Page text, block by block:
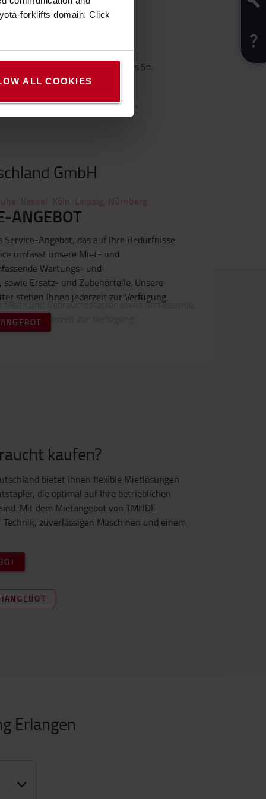
forklifts domain. Click
ALL COOKIES
Uhr, Fr: 8.00 bis 15.00 Uhr, Sa bis So:
GmbH
ANGEBOT
Angebot, das auf Ihre Bedürfnisse
umfasst unsere Miet- und
Wartungs- und
Ersatz- und Zubehörteile. Unsere
stehen Ihnen jederzeit zur Verfügung.
kaufen?
bietet Ihnen flexible Mietlösungen
die optimal auf Ihre betrieblichen
Mit dem Mietangebot von TMHDE
zuverlässigen Maschinen und einem
Erlangen